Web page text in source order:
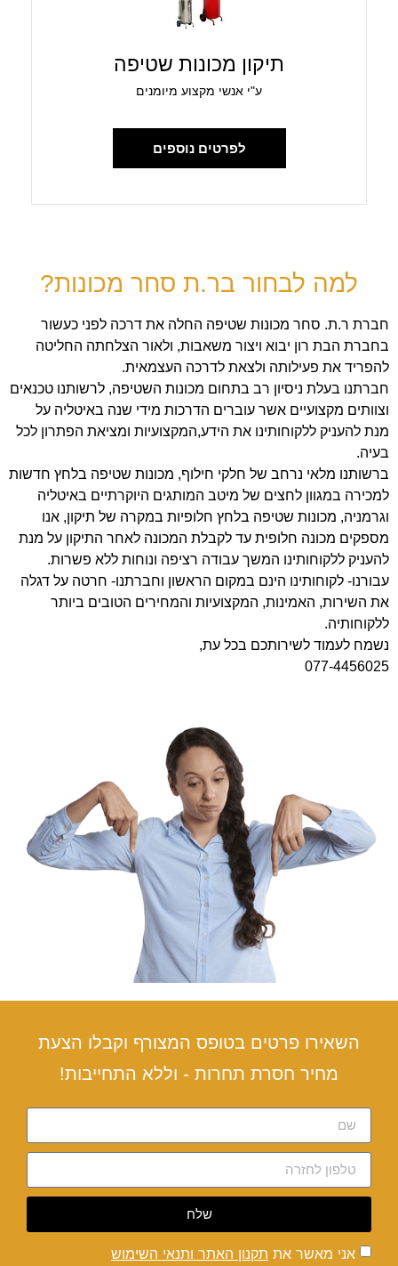
תיקון מכונות שטיפה
ע"י אנשי מקצוע מיומנים
לפרטים נוספים
למה לבחור בר.ת סחר מכונות?
חברת ר.ת. סחר מכונות שטיפה החלה את דרכה לפני כעשור
בחברת הבת רון יבוא ויצור משאבות, ולאור הצלחתה החליטה
להפריד את פעילותה ולצאת לדרכה העצמאית.
חברתנו בעלת ניסיון רב בתחום מכונות השטיפה, לרשותנו טכנאים
וצוותים מקצועיים אשר עוברים הדרכות מידי שנה באיטליה על
מנת להעניק ללקוחותינו את הידע,המקצועיות ומציאת הפתרון לכל
בעיה.
ברשותנו מלאי נרחב של חלקי חילוף, מכונות שטיפה בלחץ חדשות
למכירה במגוון לחצים של מיטב המותגים היוקרתיים באיטליה
וגרמניה, מכונות שטיפה בלחץ חלופיות במקרה של תיקון, אנו
מספקים מכונה חלופית עד לקבלת המכונה לאחר התיקון על מנת
להעניק ללקוחותינו המשך עבודה רציפה ונוחות ללא פשרות.
עבורנו- לקוחותינו הינם במקום הראשון וחברתנו- חרטה על דגלה
את השירות, האמינות, המקצועיות והמחירים הטובים ביותר
ללקוחותיה.
נשמח לעמוד לשירותכם בכל עת,
077-4456025
השאירו פרטים בטופס המצורף וקבלו הצעת
מחיר חסרת תחרות - וללא התחייבות!
שלח
אני מאשר את תקנון האתר ותנאי השימוש